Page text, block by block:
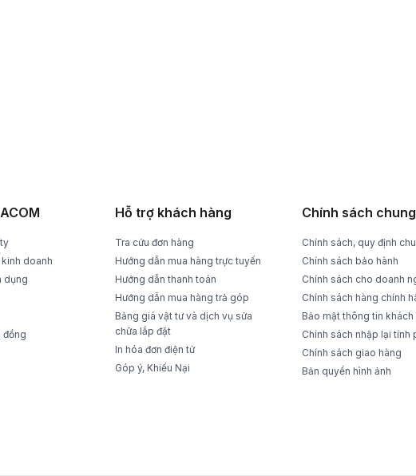
doanh
dụng
đồng
Hỗ trợ khách hàng
Tra cứu đơn hàng
Hướng dẫn mua hàng trực tuyến
Hướng dẫn thanh toán
Hướng dẫn mua hàng trả góp
Bảng giá vật tư và dịch vụ sửa
chữa lắp đặt
In hóa đơn điện tử
Góp ý, Khiếu Nại
Chính sách chung
Chính sách, quy định
Chính sách bảo hành
Chính sách cho doanh
Chính sách hàng chính
Bảo mật thông tin khách
Chính sách nhập lại tính
Chính sách giao hàng
Bản quyền hình ảnh